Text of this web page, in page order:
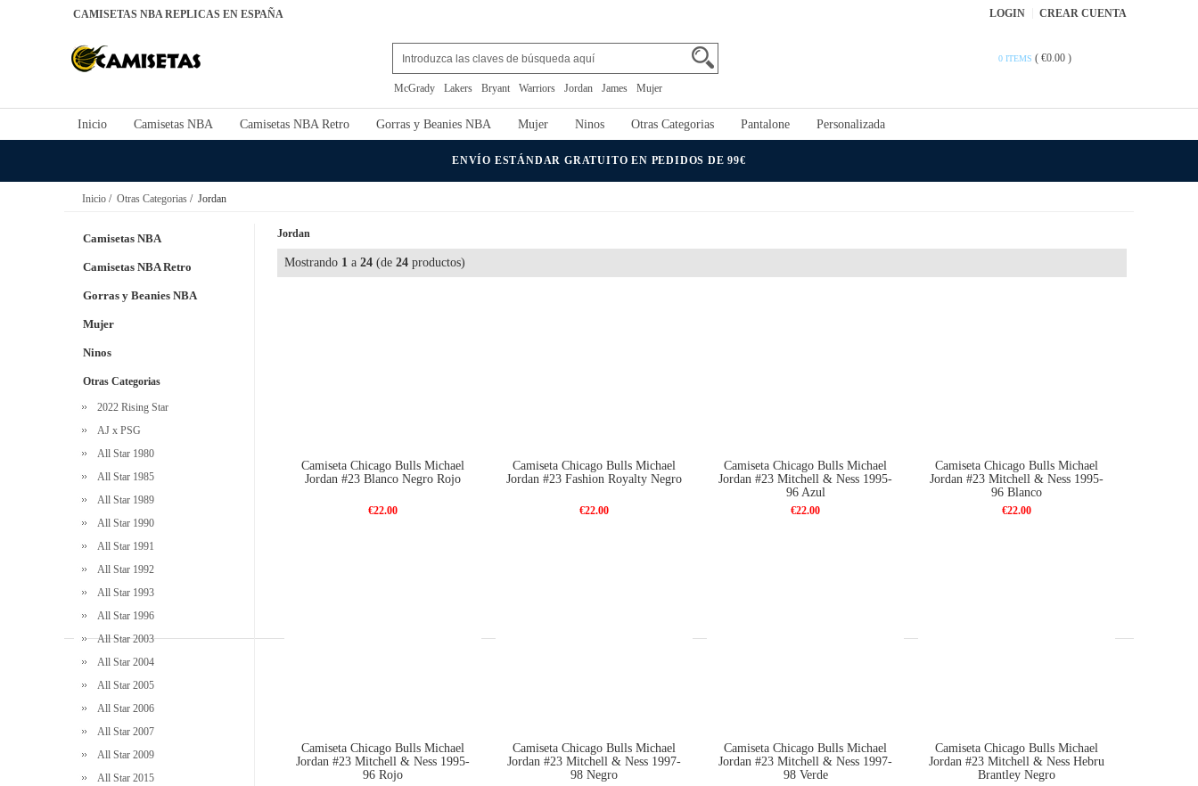
CAMISETAS NBA REPLICAS EN ESPAÑA LOGIN CREAR CUENTA
McGrady Lakers Bryant Warriors Jordan James Mujer
0 ITEMS ( €0.00 )
Inicio Camisetas NBA Camisetas NBA Retro Gorras y Beanies NBA Mujer Ninos Otras Categorias Pantalone Personalizada
ENVÍO ESTÁNDAR GRATUITO EN PEDIDOS DE 99€
Inicio / Otras Categorias / Jordan
Camisetas NBA
Camisetas NBA Retro
Gorras y Beanies NBA
Mujer
Ninos
Otras Categorias
2022 Rising Star
AJ x PSG
All Star 1980
All Star 1985
All Star 1989
All Star 1990
All Star 1991
All Star 1992
All Star 1993
All Star 1996
All Star 2003
All Star 2004
All Star 2005
All Star 2006
All Star 2007
All Star 2009
All Star 2015
Jordan
Mostrando 1 a 24 (de 24 productos)
Camiseta Chicago Bulls Michael
Jordan #23 Blanco Negro Rojo
€22.00
Camiseta Chicago Bulls Michael
Jordan #23 Fashion Royalty Negro
€22.00
Camiseta Chicago Bulls Michael
Jordan #23 Mitchell & Ness 1995-
96 Azul
€22.00
Camiseta Chicago Bulls Michael
Jordan #23 Mitchell & Ness 1995-
96 Blanco
€22.00
Camiseta Chicago Bulls Michael
Jordan #23 Mitchell & Ness 1995-
96 Rojo
Camiseta Chicago Bulls Michael
Jordan #23 Mitchell & Ness 1997-
98 Negro
Camiseta Chicago Bulls Michael
Jordan #23 Mitchell & Ness 1997-
98 Verde
Camiseta Chicago Bulls Michael
Jordan #23 Mitchell & Ness Hebru
Brantley Negro